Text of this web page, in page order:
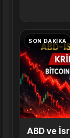
SON DAKIKA
ABD ve